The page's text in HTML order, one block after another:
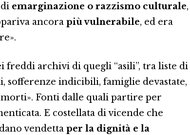
emarginazione o razzismo culturale,
ancora più vulnerabile, ed era
freddi archivi di quegli “asili”, tra liste di
sofferenze indicibili, famiglie devastate,
Fonti dalle quali partire per
E costellata di vicende che
vendetta per la dignità e la